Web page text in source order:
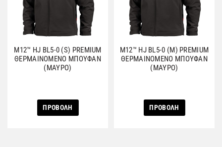
M12™ HJ BL5-0 (S) PREMIUM
ΘΕΡΜΑΙΝΟΜΕΝΟ ΜΠΟΥΦΑΝ
(ΜΑΥΡΟ)
ΠΡΟΒΟΛΗ
M12™ HJ BL5-0 (M) PREMIUM
ΘΕΡΜΑΙΝΟΜΕΝΟ ΜΠΟΥΦΑΝ
(ΜΑΥΡΟ)
ΠΡΟΒΟΛΗ